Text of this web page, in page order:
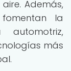
Además,
la
más